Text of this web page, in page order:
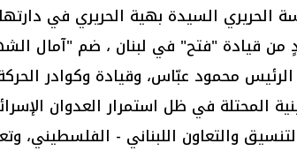
الحريري السيدة بهية الحريري في
من قيادة "فتح" في لبنان ، ضم "آمال
محمود عبّاس، وقيادة وكوادر
المحتلة في ظل استمرار العدوان
والتعاون اللبناني - الفلسطيني،